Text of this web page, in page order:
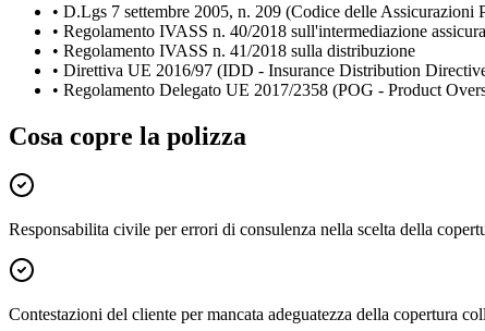
• D.Lgs 7 settembre 2005, n. 209 (Codice delle Assicurazioni
• Regolamento IVASS n. 40/2018 sull'intermediazione
• Regolamento IVASS n. 41/2018 sulla distribuzione
• Direttiva UE 2016/97 (IDD - Insurance Distribution
• Regolamento Delegato UE 2017/2358 (POG - Product
Cosa copre la polizza
Responsabilita civile per errori di consulenza nella scelta della
Contestazioni del cliente per mancata adeguatezza della copertura